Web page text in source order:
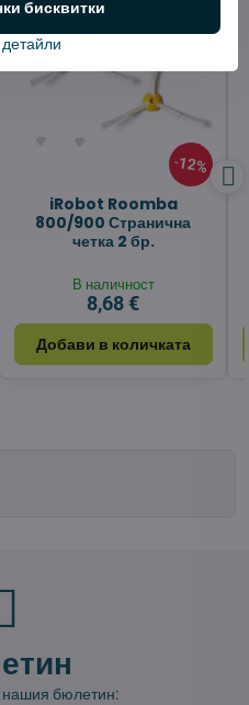
12%
iRobot Roomba
800/900 Странична
четка 2 бр.
В наличност
8,68 €
Добави в количката
нашия бюлетин:
бисквитки